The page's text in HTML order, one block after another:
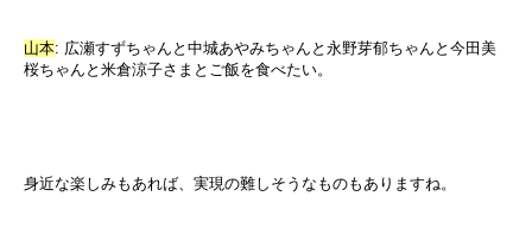
山本: 広瀬すずちゃんと中城あやみちゃんと永野芽郁ちゃんと今田美
桜ちゃんと米倉涼子さまとご飯を食べたい。
身近な楽しみもあれば、実現の難しそうなものもありますね。